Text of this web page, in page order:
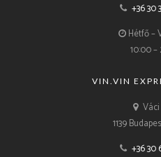
+36 30
Hétfő –
10:00
VIN.VIN
1139
+36 30